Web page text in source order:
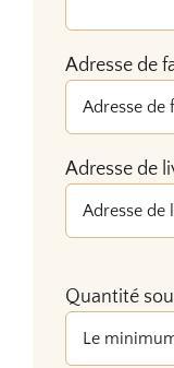
Adresse de
Adresse de
laisser
ce
champ
Quantité